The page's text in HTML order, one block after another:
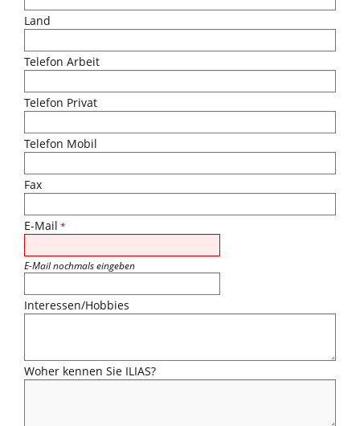
Land
Telefon Arbeit
Telefon Privat
Telefon Mobil
Fax
E-Mail *
E-Mail nochmals eingeben
Interessen/Hobbies
Woher kennen Sie ILIAS?